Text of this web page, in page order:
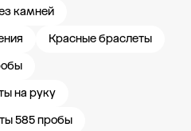
камней
Красные браслеты
на руку
585 пробы